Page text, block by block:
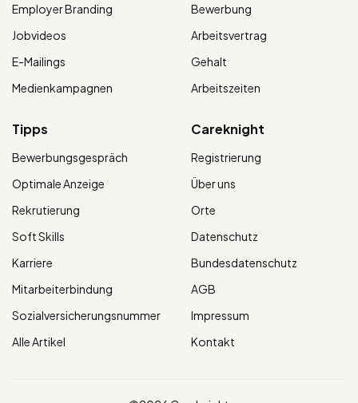
Employer Branding
Jobvideos
E-Mailings
Medienkampagnen
Bewerbung
Arbeitsvertrag
Gehalt
Arbeitszeiten
Tipps
Bewerbungsgespräch
Optimale Anzeige
Rekrutierung
Soft Skills
Karriere
Mitarbeiterbindung
Sozialversicherungsnummer
Alle Artikel
Careknight
Registrierung
Über uns
Orte
Datenschutz
Bundesdatenschutz
AGB
Impressum
Kontakt